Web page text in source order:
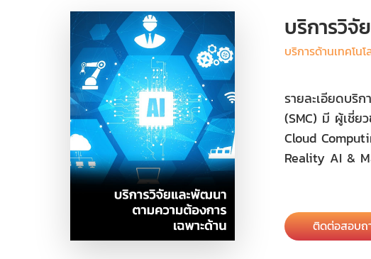
บริการวิจั
บริการด้านเทคโน
รายละเอียดบริ
(SMC) มี ผู้เชี่
Cloud
Reality AI &
ติดต่อสอบถ